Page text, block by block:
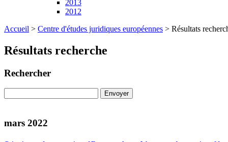
2013
2012
Accueil > Centre d'études juridiques européennes > Résultats
Résultats recherche
Rechercher
mars 2022